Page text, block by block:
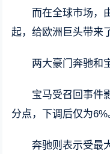
而在全球市场，
起，给欧洲巨头带来
两大豪门奔驰和
宝马受召回事件
分点，下调后仅为6%
奔驰则表示受最